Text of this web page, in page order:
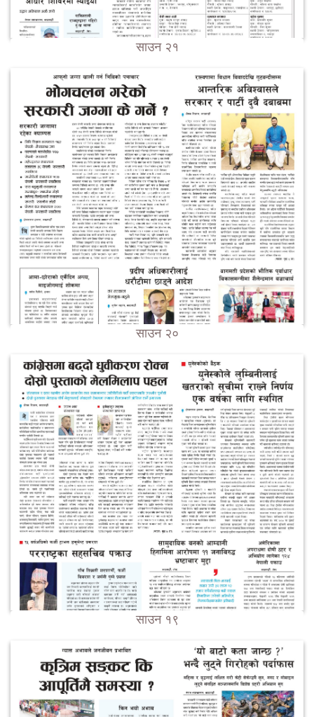
साउन २१
साउन २०
साउन १९